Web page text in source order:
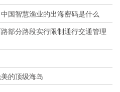
国智慧渔业的出海密码是什么
部分路段实行限制通行交通管理
的顶级海岛